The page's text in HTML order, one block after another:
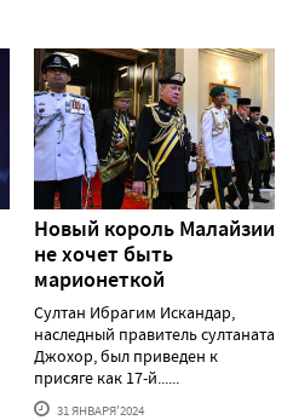
Новый король Малайзии
не хочет быть
марионеткой
Султан Ибрагим Искандар,
наследный правитель султаната
Джохор, был приведен к
присяге как 17-й......
31 ЯНВАРЯ'2024